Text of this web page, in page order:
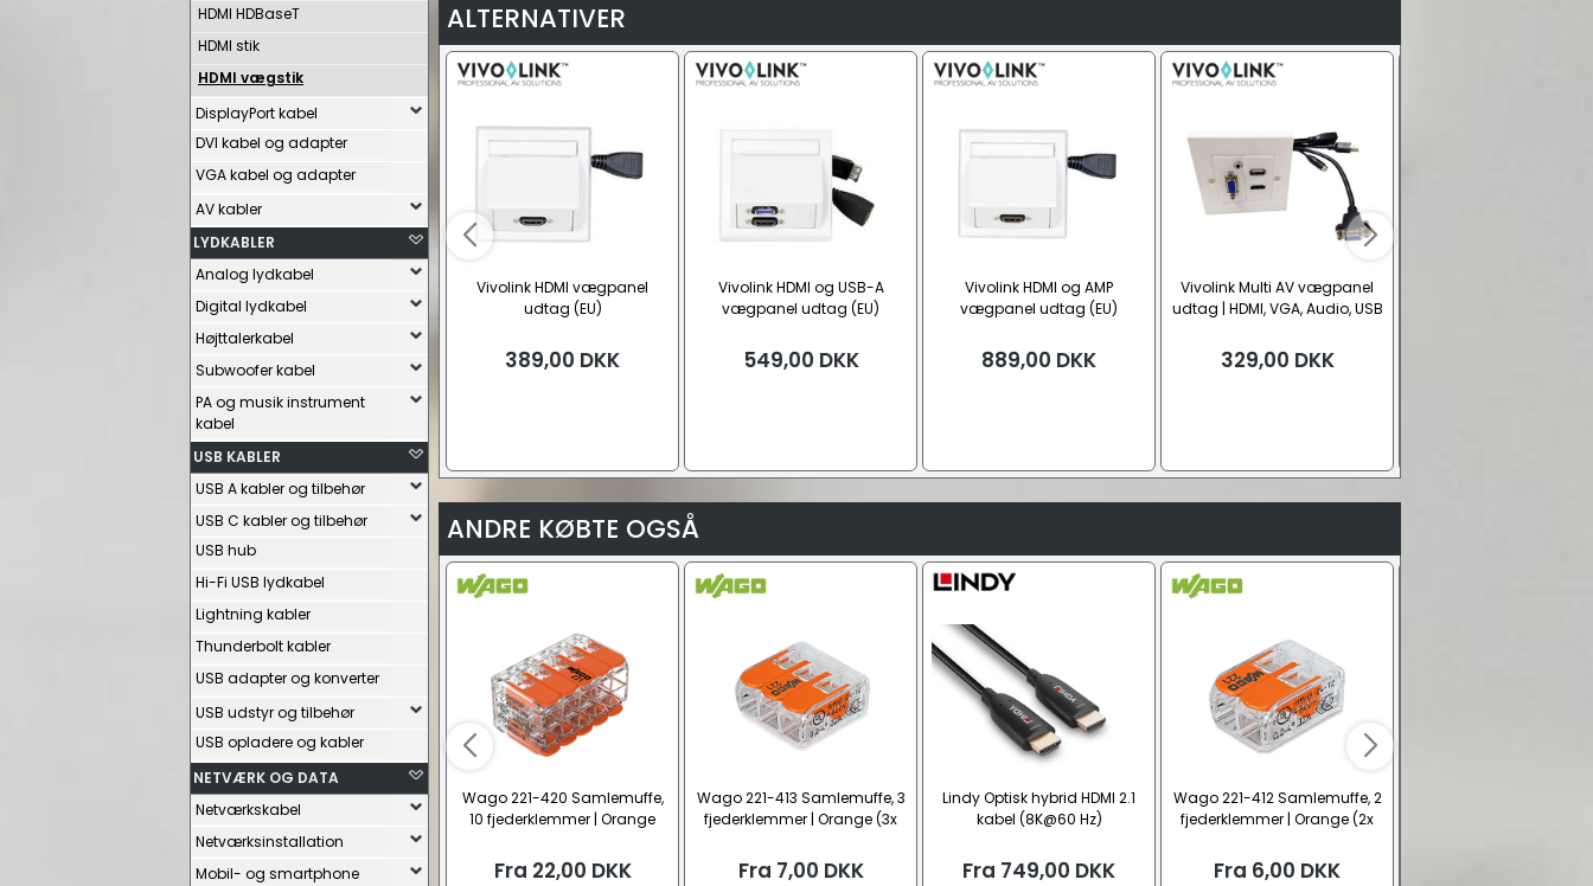
HDMI HDBaseT
HDMI stik
HDMI vægstik
DisplayPort kabel
DVI kabel og adapter
VGA kabel og adapter
AV kabler
LYDKABLER
Analog lydkabel
Digital lydkabel
Højttalerkabel
Subwoofer kabel
PA og musik instrument
kabel
USB KABLER
USB A kabler og tilbehør
USB C kabler og tilbehør
USB hub
Hi-Fi USB lydkabel
Lightning kabler
Thunderbolt kabler
USB adapter og konverter
USB udstyr og tilbehør
USB opladere og kabler
NETVÆRK OG DATA
Netværkskabel
Netværksinstallation
Mobil- og smartphone
ALTERNATIVER
Vivolink HDMI vægpanel
udtag (EU)
389,00 DKK
Vivolink HDMI og USB-A
vægpanel udtag (EU)
549,00 DKK
Vivolink HDMI og AMP
vægpanel udtag (EU)
889,00 DKK
Vivolink Multi AV vægpanel
udtag | HDMI, VGA, Audio, USB
329,00 DKK
ANDRE KØBTE OGSÅ
Wago 221-420 Samlemuffe,
10 fjederklemmer | Orange
Fra 22,00 DKK
Wago 221-413 Samlemuffe, 3
fjederklemmer | Orange (3x
Fra 7,00 DKK
Lindy Optisk hybrid HDMI 2.1
kabel (8K@60 Hz)
Fra 749,00 DKK
Wago 221-412 Samlemuffe, 2
fjederklemmer | Orange (2x
Fra 6,00 DKK